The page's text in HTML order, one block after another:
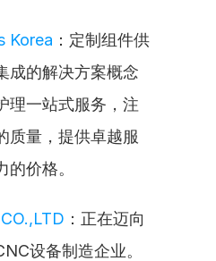
Korea ：定制组件供
成的解决方案概念
理一站式服务，注
质量，提供卓越服
价格。
：正在迈向
设备制造企业。